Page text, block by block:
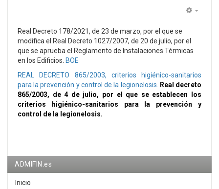
Real Decreto 178/2021, de 23 de marzo, por el que se
modifica el Real Decreto 1027/2007, de 20 de julio, por el
que se aprueba el Reglamento de Instalaciones Térmicas
en los Edificios. BOE
REAL DECRETO 865/2003, criterios higiénico-sanitarios
para la prevención y control de la legionelosis.
Real decreto
865/2003, de 4 de julio, por el que se establecen los
criterios higiénico-sanitarios para la prevención y
control de la legionelosis.
ADMIFIN.es
Inicio